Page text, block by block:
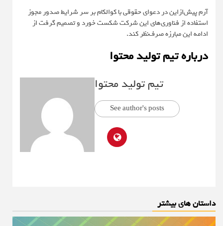
آرم پیش‌ازاین در دعوای حقوقی با کوالکام بر سر شرایط صدور مجوز
استفاده از فناوری‌های این شرکت شکست خورد و تصمیم گرفت از
ادامه این مبارزه صرف‌نظر کند.
درباره تیم تولید محتوا
تیم تولید محتوا
See author's posts
داستان های بیشتر